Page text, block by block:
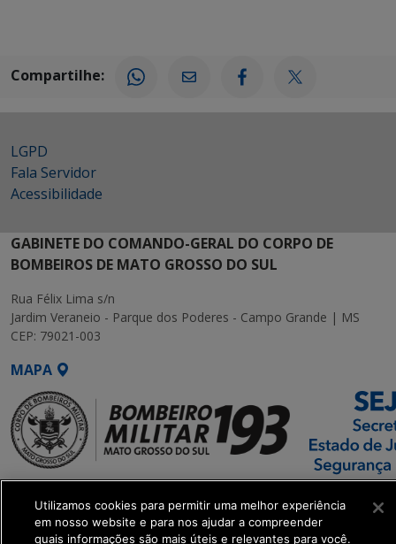
Compartilhe:
LGPD
Fala Servidor
Acessibilidade
GABINETE DO COMANDO-GERAL DO CORPO DE
BOMBEIROS DE MATO GROSSO DO SUL
Rua Félix Lima s/n
Jardim Veraneio - Parque dos Poderes - Campo Grande | MS
CEP: 79021-003
MAPA
SETDIG | Secretaria-
Executiva de
Transformação Digital
Utilizamos cookies para permitir uma melhor experiência
em nosso website e para nos ajudar a compreender
quais informações são mais úteis e relevantes para você.